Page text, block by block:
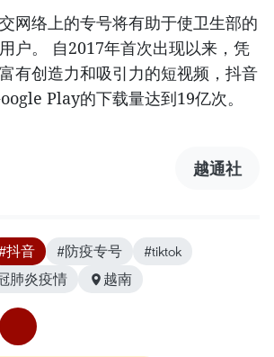
网络上的专号将有助于使卫生部的
户。 自2017年首次出现以来，凭
有创造力和吸引力的短视频，抖音
Play的下载量达到19亿次。
越通社
抖音 #防疫专号
#tiktok
肺炎疫情 越南